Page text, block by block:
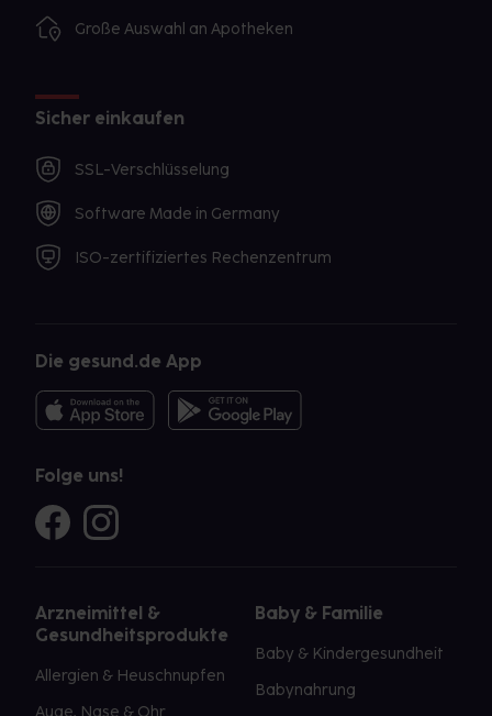
Große Auswahl an Apotheken
Sicher einkaufen
SSL-Verschlüsselung
Software Made in Germany
ISO-zertifiziertes Rechenzentrum
Die gesund.de App
Folge uns!
Arzneimittel &
Gesundheitsprodukte
Allergien & Heuschnupfen
Baby & Familie
Baby & Kindergesundheit
Babynahrung